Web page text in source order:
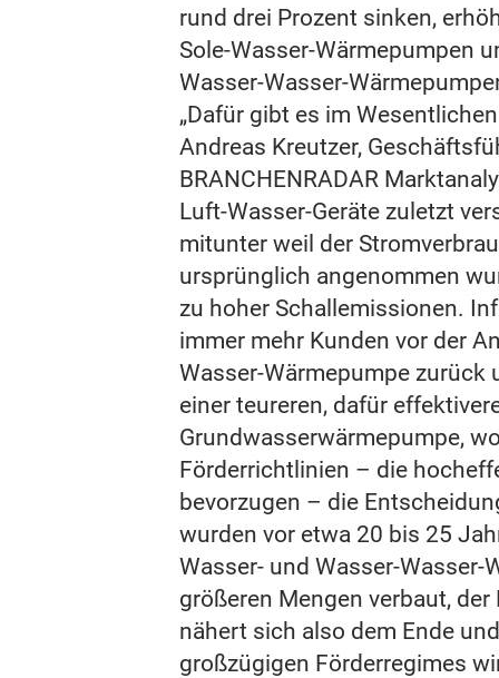
rund drei Prozent sinken,
Sole-Wasser-Wärmepumpen
Wasser-Wasser-
„Dafür gibt es im
Andreas Kreutzer,
BRANCHENRADAR
Luft-Wasser-Geräte zuletzt
mitunter weil der
ursprünglich angenommen
zu hoher Schallemissionen.
immer mehr Kunden vor der
Wasser-Wärmepumpe zurück
einer teureren, dafür
Grundwasserwärmepumpe,
Förderrichtlinien – die
bevorzugen – die
wurden vor etwa 20 bis 25
Wasser- und Wasser-Wasser-
größeren Mengen verbaut,
nähert sich also dem Ende
großzügigen Förderregimes